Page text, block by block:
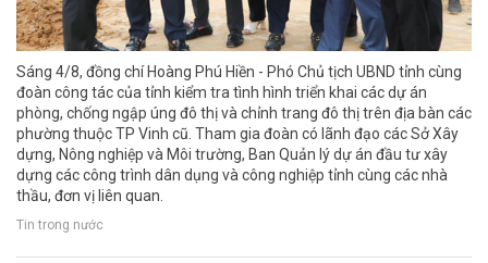
Sáng 4/8, đồng chí Hoàng Phú Hiền - Phó Chủ tịch UBND tỉnh cùng
đoàn công tác của tỉnh kiểm tra tình hình triển khai các dự án
phòng, chống ngập úng đô thị và chỉnh trang đô thị trên địa bàn các
phường thuộc TP Vinh cũ. Tham gia đoàn có lãnh đạo các Sở Xây
dựng, Nông nghiệp và Môi trường, Ban Quản lý dự án đầu tư xây
dựng các công trình dân dụng và công nghiệp tỉnh cùng các nhà
thầu, đơn vị liên quan.
Tin trong nước